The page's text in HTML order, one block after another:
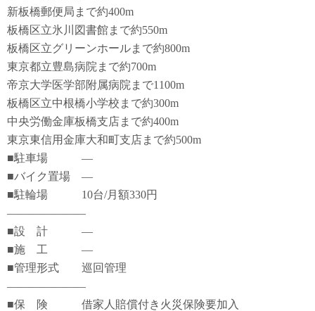
新板橋郵便局まで約400m
板橋区立氷川図書館まで約550m
板橋区立グリーンホールまで約800m
東京都立豊島病院まで約700m
帝京大学医学部附属病院まで1100m
板橋区立中根橋小学校まで約300m
中央労働金庫板橋支店まで約400m
東京東信用金庫大和町支店まで約500m
■駐車場 ―
■バイク置場 ―
■駐輪場 10台/月額330円
―――――――
■設 計 ―
■施 工 ―
■管理形式 巡回管理
―――――――
■保 険 借家人賠償付き火災保険要加入